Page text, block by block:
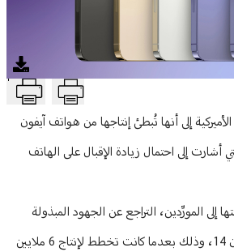
14... ما السبب؟ T
إلى أنها تُبطئ إنتاجها من هواتف آيفون
أشارت إلى احتمال زيادة الإقبال على الهاتف
إلى المورِّدين، التراجع عن الجهود المبذولة
لزيادة تجميع مكوِّنات آيفون 14، وذلك بعدما كانت تخطط لإنتاج 6 ملايين